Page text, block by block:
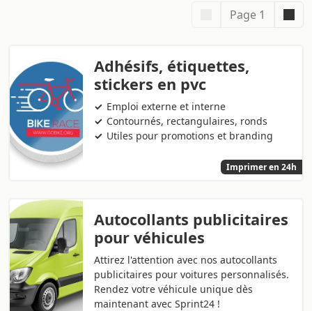
Page 1
Adhésifs, étiquettes,
stickers en pvc
Emploi externe et interne
Contournés, rectangulaires, ronds
Utiles pour promotions et branding
Imprimer en 24h
Autocollants publicitaires
pour véhicules
Attirez l'attention avec nos autocollants
publicitaires pour voitures personnalisés.
Rendez votre véhicule unique dès
maintenant avec Sprint24 !